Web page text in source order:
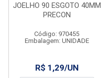
JOELHO 90 ESGOTO 40MM
PRECON
Código: 970455
Embalagem: UNIDADE
R$ 1,29/UN